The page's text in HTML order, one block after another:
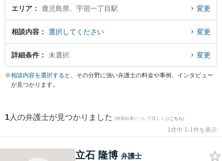
も追加選択して探すと良いでしょう。特に南鹿児島法律事務所の立石 隆博弁護
士に面談予約したい』『投資詐欺のトラブル解決の実績豊富な宇宿一丁目駅近
くの弁護士を検索したい』『初回無料で投資詐欺を法律相談できる宇宿一丁目
駅付近の弁護士に面談予約したい』などでお困りの相談者さんにおすすめで
エリア 鹿児島県、宇宿一丁目駅 変更
相談内容 選択してください 変更
詳細条件 未選択 変更
※相談内容を選択する と、その分野に強い弁護士の料金や事例、インタビュー
が見つかります。
1 人の弁護士が見つかりました (検索結果について詳しくは こちら)
1件中 1-1件を表示
立石 隆博 弁護士